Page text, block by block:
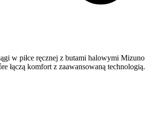
w piłce ręcznej z butami halowymi Mizuno
łączą komfort z zaawansowaną technologią.